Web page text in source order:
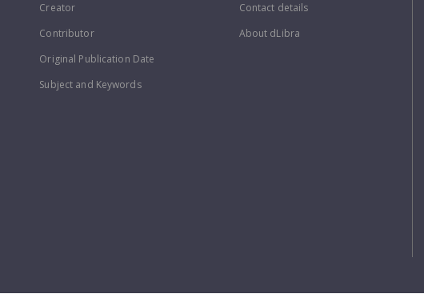
Creator
Contributor
Original Publication Date
Subject and Keywords
Contact details
About dLibra